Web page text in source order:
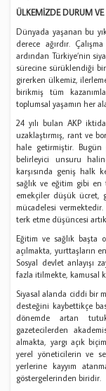
ÜLKEMİZDE DURUM VE
Dünyada yaşanan bu
derece ağırdır.
ardından Türkiye’nin
sürecine sürüklendiği
girerken ülkemiz,
birikmiş tüm
toplumsal yaşamın her
24 yılı bulan AKP
uzaklaştırmış, rant ve
hale getirmiştir.
belirleyici unsuru
karşısında geniş halk
sağlık ve eğitim gibi
emekçiler düşük ücret,
mücadelesi
terk etme düşüncesi
Eğitim ve sağlık başta
açılmakta, yurttaşların
Sosyal devlet anlayışı
fazla itilmekte, kamusal
Siyasal alanda ciddi bir
desteğini kaybettikçe
dönemde artan
gazetecilerden
almakta, yargı açık
yerel yöneticilerin ve
yerlerine kayyım
göstergelerinden biridir.